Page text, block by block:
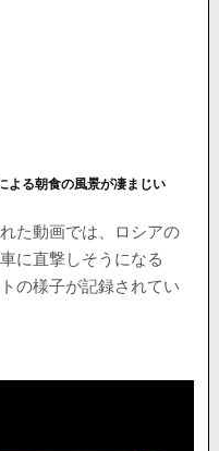
よる朝食の風景が凄まじい
た動画では、ロシアの
に直撃しそうになる
の様子が記録されてい